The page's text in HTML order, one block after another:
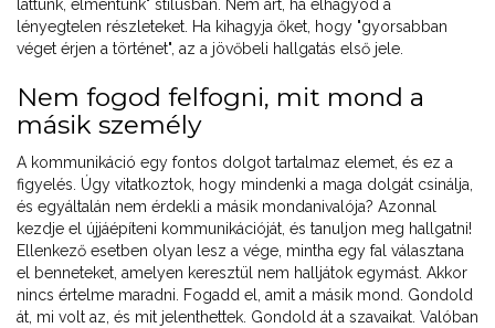
láttunk, elmentünk" stílusban. Nem árt, ha elhagyod a
lényegtelen részleteket. Ha kihagyja őket, hogy "gyorsabban
véget érjen a történet", az a jövőbeli hallgatás első jele.
Nem fogod felfogni, mit mond a
másik személy
A kommunikáció egy fontos dolgot tartalmaz elemet, és ez a
figyelés. Úgy vitatkoztok, hogy mindenki a maga dolgát csinálja,
és egyáltalán nem érdekli a másik mondanivalója? Azonnal
kezdje el újjáépíteni kommunikációját, és tanuljon meg hallgatni!
Ellenkező esetben olyan lesz a vége, mintha egy fal választana
el benneteket, amelyen keresztül nem halljátok egymást. Akkor
nincs értelme maradni. Fogadd el, amit a másik mond. Gondold
át, mi volt az, és mit jelenthettek. Gondold át a szavaikat. Valóban